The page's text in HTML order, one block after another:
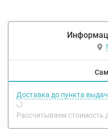
Доставка до пункта
Рассчитываем стоимость